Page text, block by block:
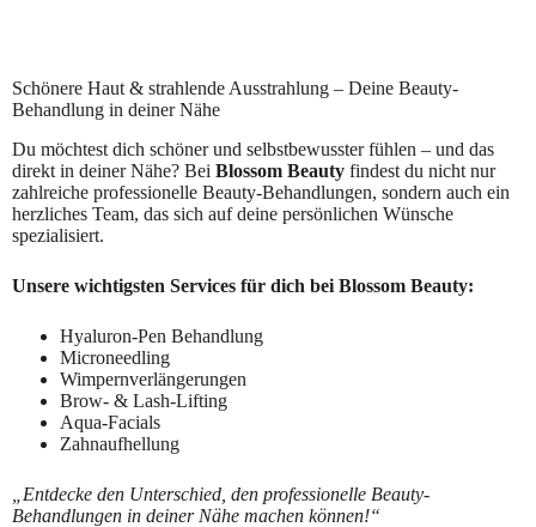
Schönere Haut & strahlende Ausstrahlung – Deine Beauty-
Behandlung in deiner Nähe
Du möchtest dich schöner und selbstbewusster fühlen – und das
direkt in deiner Nähe? Bei Blossom Beauty findest du nicht nur
zahlreiche professionelle Beauty-Behandlungen, sondern auch ein
herzliches Team, das sich auf deine persönlichen Wünsche
spezialisiert.
Unsere wichtigsten Services für dich bei Blossom Beauty:
Hyaluron-Pen Behandlung
Microneedling
Wimpernverlängerungen
Brow- & Lash-Lifting
Aqua-Facials
Zahnaufhellung
„Entdecke den Unterschied, den professionelle Beauty-
Behandlungen in deiner Nähe machen können!“